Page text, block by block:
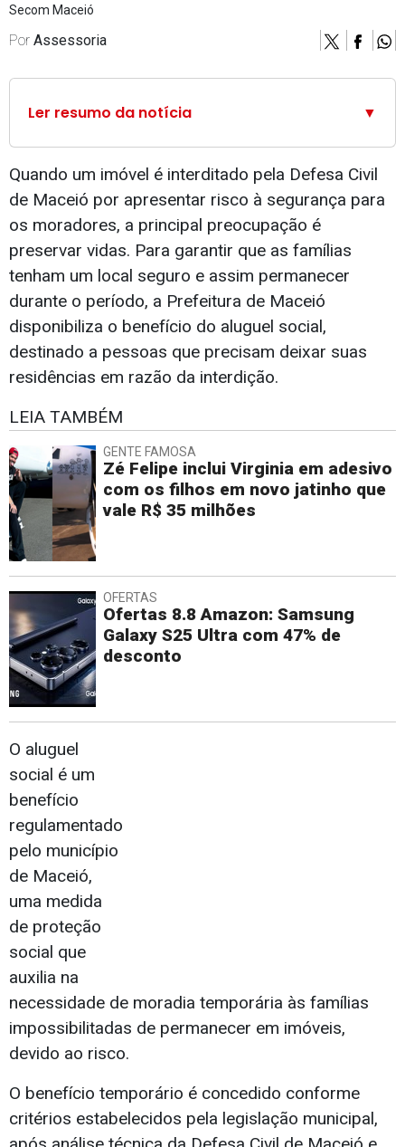
Secom Maceió
Por Assessoria
Ler resumo da notícia ▼
Quando um imóvel é interditado pela Defesa Civil
de Maceió por apresentar risco à segurança para
os moradores, a principal preocupação é
preservar vidas. Para garantir que as famílias
tenham um local seguro e assim permanecer
durante o período, a Prefeitura de Maceió
disponibiliza o benefício do aluguel social,
destinado a pessoas que precisam deixar suas
residências em razão da interdição.
LEIA TAMBÉM
GENTE FAMOSA
Zé Felipe inclui Virginia em adesivo
com os filhos em novo jatinho que
vale R$ 35 milhões
OFERTAS
Ofertas 8.8 Amazon: Samsung
Galaxy S25 Ultra com 47% de
desconto
O aluguel
social é um
benefício
regulamentado
pelo município
de Maceió,
uma medida
de proteção
social que
auxilia na
necessidade de moradia temporária às famílias
impossibilitadas de permanecer em imóveis,
devido ao risco.
O benefício temporário é concedido conforme
critérios estabelecidos pela legislação municipal,